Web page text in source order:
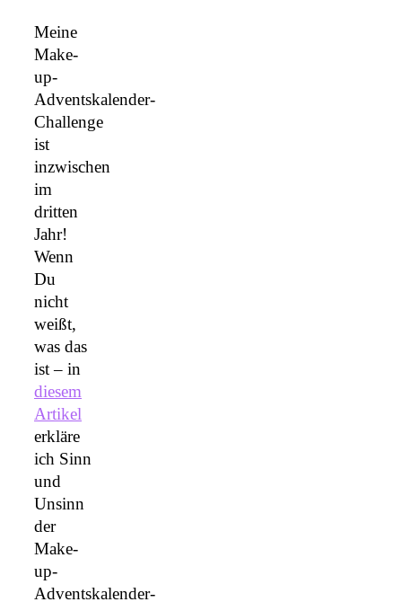
Meine
Make-
up-
Adventskalender-
Challenge
ist
inzwischen
im
dritten
Jahr!
Wenn
Du
nicht
weißt,
was das
ist – in
diesem
Artikel
erkläre
ich Sinn
und
Unsinn
der
Make-
up-
Adventskalender-